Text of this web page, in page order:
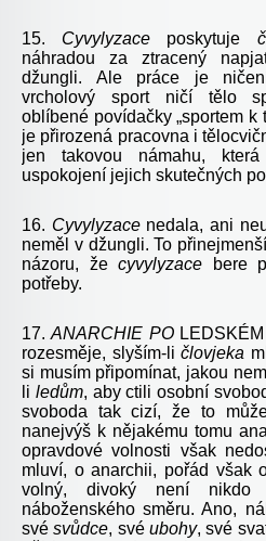
15. Cyvylyzace poskytuje
náhradou za ztracený
džungli. Ale práce je
vrcholový sport ničí tělo
oblíbené povídačky „sportem
je přirozená pracovna i
jen takovou námahu,
uspokojení jejich skutečných
16. Cyvylyzace nedala, ani
neměl v džungli. To
názoru, žecyvylyzace
bere
potřeby.
17.ANARCHIE PO
rozesměje, slyším-ličlovjeka
si musím připomínat, jakou
li ledům, aby ctili osobní
svoboda tak cizí, že to
nanejvýš k nějakému tomu
opravdové volnosti však
mluví, o anarchii, pořád však
volný, divoký není
náboženského směru. Ano,
svésvůdce, svéubohy, své